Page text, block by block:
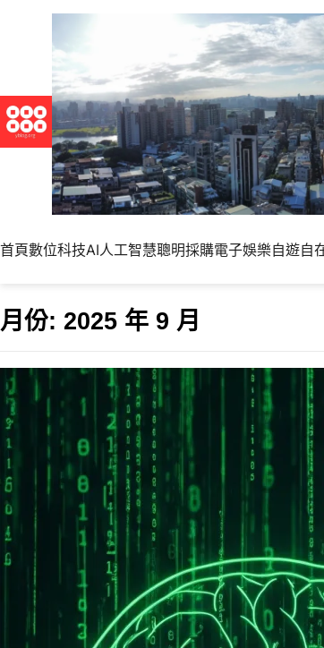
首頁數位科技AI人工智慧聰明採購電子娛樂自遊自
月份: 2025 年 9 月
《駭客
永遠的真田幸村
《駭客任務
到的意涵比